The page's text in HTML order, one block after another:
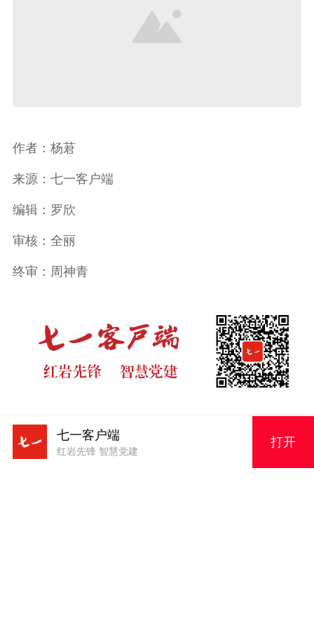
作者：杨莙
来源：七一客户端
编辑：罗欣
审核：全丽
终审：周神青
版权申明
七一客户端
红岩先锋 智慧党建
打开